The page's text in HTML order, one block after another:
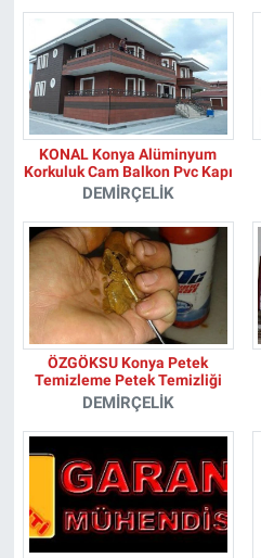
KONAL Konya Alüminyum
Korkuluk Cam Balkon Pvc Kapı
DEMIRÇELIK
ÖZGÖKSU Konya Petek
Temizleme Petek Temizliği
DEMIRÇELIK